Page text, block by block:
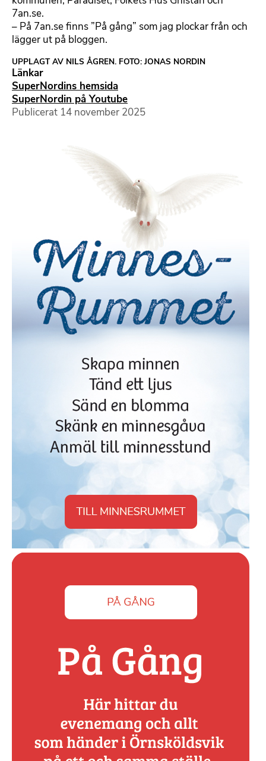
7an.se.
– På 7an.se finns ”På gång” som jag plockar från och
lägger ut på bloggen.
UPPLAGT AV NILS ÅGREN. FOTO: JONAS NORDIN
Länkar
SuperNordins hemsida
SuperNordin på Youtube
Publicerat 14 november 2025